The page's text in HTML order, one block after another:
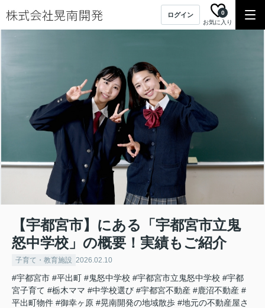
ログイン
お気に入り
0
【宇都宮市】にある「宇都宮市立鬼
怒中学校」の概要！実績もご紹介
子育て・教育施設 2026.02.10
#宇都宮市 #平出町 #鬼怒中学校 #宇都宮市立鬼怒中学校 #宇都
宮子育て #栃木ママ #中学校選び #宇都宮不動産 #鹿沼不動産 #
平出町物件 #御幸ヶ原 #晃南開発の地域散歩 #地元の不動産屋さ